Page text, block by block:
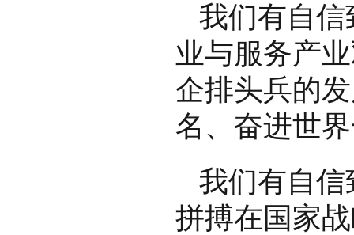
我们有自
业与服务产
企排头兵的
名、奋进世
我们有自
拼搏在国家